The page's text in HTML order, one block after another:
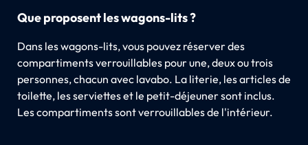
Que proposent les wagons-lits ?
Dans les wagons-lits, vous pouvez réserver des
compartiments verrouillables pour une, deux ou trois
personnes, chacun avec lavabo. La literie, les articles de
toilette, les serviettes et le petit-déjeuner sont inclus.
Les compartiments sont verrouillables de l'intérieur.